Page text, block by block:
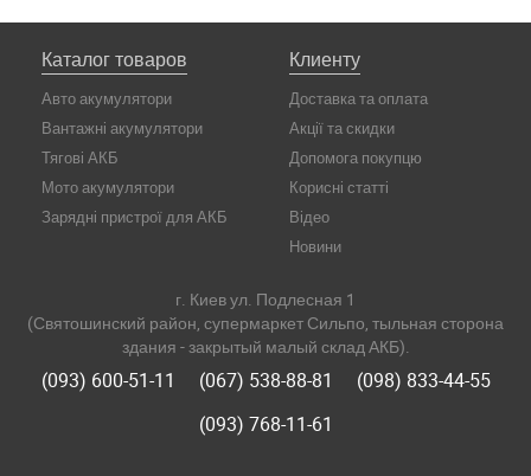
Каталог товаров
Авто акумулятори
Вантажні акумулятори
Тягові АКБ
Мото акумулятори
Зарядні пристрої для АКБ
Клиенту
Доставка та оплата
Акції та скидки
Допомога покупцю
Корисні статті
Відео
Новини
г. Киев ул. Подлесная 1
(Святошинский район, супермаркет Сильпо, тыльная сторона
здания - закрытый малый склад АКБ).
(093) 600-51-11 (067) 538-88-81
(098) 833-44-55
(093) 768-11-61